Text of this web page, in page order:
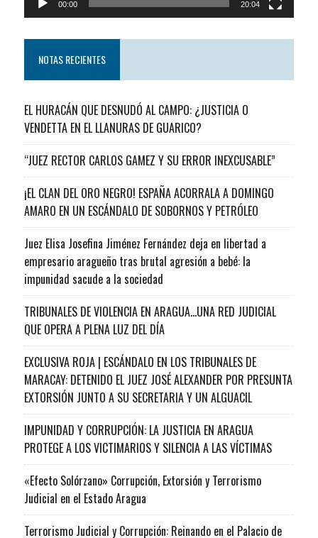
00:00 20:04
NOTAS RECIENTES
EL HURACÁN QUE DESNUDÓ AL CAMPO: ¿JUSTICIA O
VENDETTA EN EL LLANURAS DE GUARICO?
“JUEZ RECTOR CARLOS GAMEZ Y SU ERROR INEXCUSABLE”
¡EL CLAN DEL ORO NEGRO! ESPAÑA ACORRALA A DOMINGO
AMARO EN UN ESCÁNDALO DE SOBORNOS Y PETRÓLEO
Juez Elisa Josefina Jiménez Fernández deja en libertad a
empresario aragueño tras brutal agresión a bebé: la
impunidad sacude a la sociedad
TRIBUNALES DE VIOLENCIA EN ARAGUA…UNA RED JUDICIAL
QUE OPERA A PLENA LUZ DEL DÍA
EXCLUSIVA ROJA | ESCÁNDALO EN LOS TRIBUNALES DE
MARACAY: DETENIDO EL JUEZ JOSÉ ALEXANDER POR PRESUNTA
EXTORSIÓN JUNTO A SU SECRETARIA Y UN ALGUACIL
IMPUNIDAD Y CORRUPCIÓN: LA JUSTICIA EN ARAGUA
PROTEGE A LOS VICTIMARIOS Y SILENCIA A LAS VÍCTIMAS
«Efecto Solórzano» Corrupción, Extorsión y Terrorismo
Judicial en el Estado Aragua
Terrorismo Judicial y Corrupción: Reinando en el Palacio de